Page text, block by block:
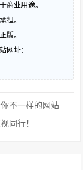
商业用途。
担。
版。
网址：
一样的网站体验
同行！